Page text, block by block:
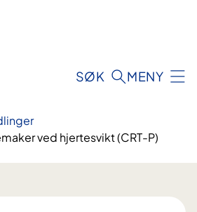
SØK MENY
ved hjertesvikt (CRT-P)